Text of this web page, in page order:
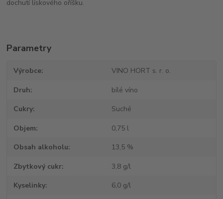
dochutí lískového oříšku.
Parametry
Výrobce VINO HORT s. r. o.
Druh bílé víno
Cukry Suché
Objem 0,75 l
Obsah alkoholu 13,5 %
Zbytkový cukr 3,8 g/l
Kyselinky 6,0 g/l